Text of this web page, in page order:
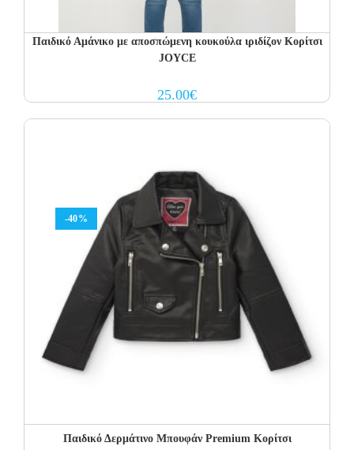
Παιδικό Αμάνικο με αποσπώμενη κουκούλα ιριδίζον Κορίτσι
JOYCE
25.00€
-40%
Παιδικό Δερμάτινο Μπουφάν Premium Κορίτσι